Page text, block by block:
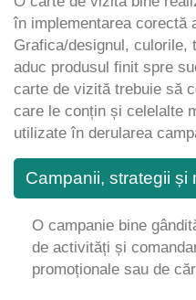
în implementarea corectă
Grafica/designul, culorile,
aduc produsul finit spre
carte de vizită trebuie să
care le conțin și celelalte
utilizate în derularea
Campanii, strategii și
O campanie bine
de activități și
promoționale sau de